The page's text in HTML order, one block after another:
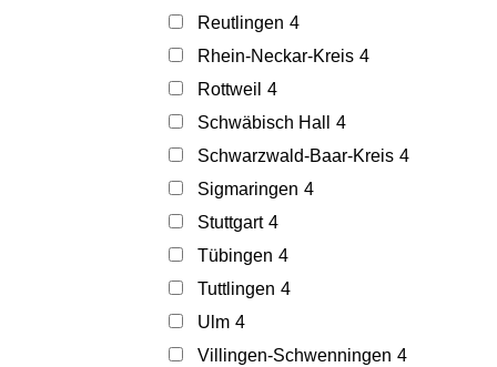
Reutlingen 4
Rhein-Neckar-Kreis 4
Rottweil 4
Schwäbisch Hall
4
Schwarzwald-Baar-Kreis 4
Sigmaringen 4
Stuttgart 4
Tübingen 4
Tuttlingen 4
Ulm 4
Villingen-Schwenningen 4